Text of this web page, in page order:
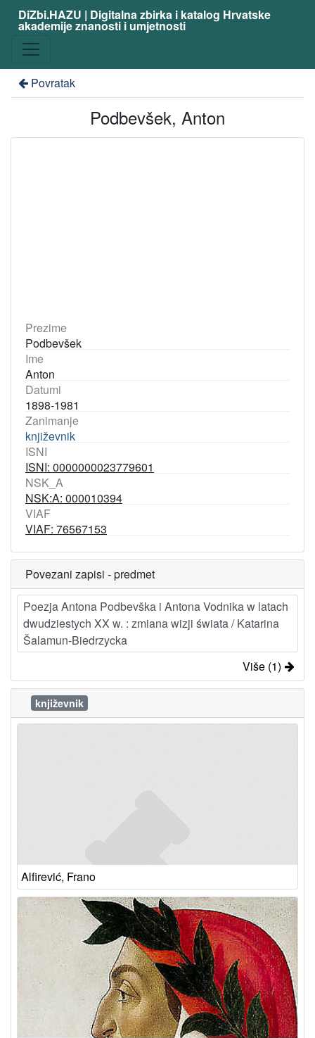
DiZbi.HAZU | Digitalna zbirka i katalog Hrvatske
akademije znanosti i umjetnosti
Povratak
Podbevšek, Anton
Prezime
Podbevšek
Ime
Anton
Datumi
1898-1981
Zanimanje
književnik
ISNI
ISNI: 0000000023779601
NSK_A
NSK:A: 000010394
VIAF
VIAF: 76567153
Povezani zapisi - predmet
Poezja Antona Podbevška i Antona Vodnika w latach
dwudziestych XX w. : zmiana wizji świata / Katarina
Šalamun-Biedrzycka
Više (1)
književnik
Alfirević, Frano